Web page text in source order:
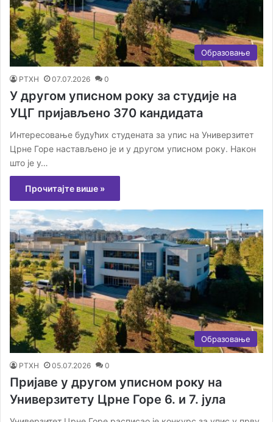
Образовање
РТХН 07.07.2026 0
У другом уписном року за студије на
УЦГ пријављено 370 кандидата
Интересовање будућих студената за упис на Универзитет
Црне Горе настављено је и у другом уписном року. Након
што је у…
Прочитајте више »
Образовање
РТХН 05.07.2026 0
Пријаве у другом уписном року на
Универзитету Црне Горе 6. и 7. јула